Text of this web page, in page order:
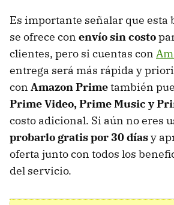
Es importante señalar que esta
se ofrece con envío sin costo
clientes, pero si cuentas con
entrega será más rápida y
con Amazon Primetambién
Prime Video, Prime Music y
costo adicional. Si aún no eres
probarlo gratis por 30 díasy
oferta junto con todos los
del servicio.